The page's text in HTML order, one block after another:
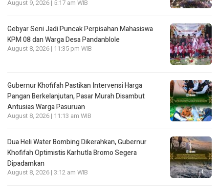
August 9, 2026 | 5:17 am WIB
Gebyar Seni Jadi Puncak Perpisahan Mahasiswa
KPM 08 dan Warga Desa Pandanblole
August 8, 2026 | 11:35 pm WIB
Gubernur Khofifah Pastikan Intervensi Harga
Pangan Berkelanjutan, Pasar Murah Disambut
Antusias Warga Pasuruan
August 8, 2026 | 11:13 am WIB
Dua Heli Water Bombing Dikerahkan, Gubernur
Khofifah Optimistis Karhutla Bromo Segera
Dipadamkan
August 8, 2026 | 3:12 am WIB